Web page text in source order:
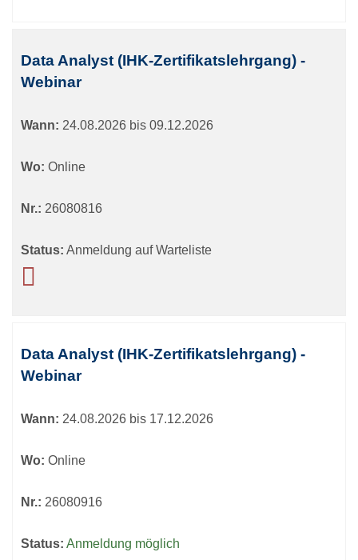
Data Analyst (IHK-Zertifikatslehrgang) -
Webinar
Wann: 24.08.2026 bis 09.12.2026
Wo: Online
Nr.: 26080816
Status: Anmeldung auf Warteliste
Data Analyst (IHK-Zertifikatslehrgang) -
Webinar
Wann: 24.08.2026 bis 17.12.2026
Wo: Online
Nr.: 26080916
Status: Anmeldung möglich